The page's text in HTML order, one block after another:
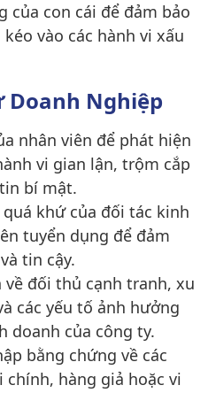
của con cái để đảm bảo
vào các hành vi xấu
Doanh Nghiệp
nhân viên để phát hiện
vi gian lận, trộm cắp
bí mật.
khứ của đối tác kinh
tuyển dụng để đảm
tin cậy.
đối thủ cạnh tranh, xu
các yếu tố ảnh hưởng
doanh của công ty.
bằng chứng về các
chính, hàng giả hoặc vi